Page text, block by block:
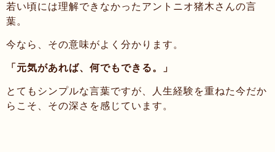
若い頃には理解できなかったアントニオ猪木さんの言
葉。
今なら、その意味がよく分かります。
「元気があれば、何でもできる。」
とてもシンプルな言葉ですが、人生経験を重ねた今だか
らこそ、その深さを感じています。